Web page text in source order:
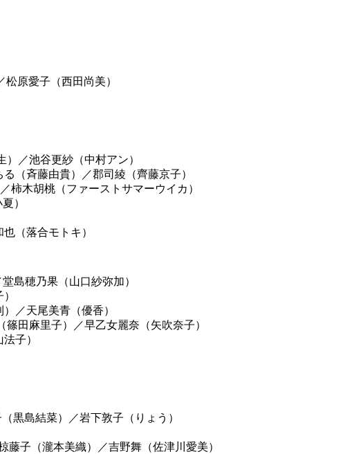
松原愛子（西田尚美）
／池谷更紗（中村アン）
（斉藤由貴） ／郡司綾（齊藤京子）
／柿木胡桃（ファーストサマーウイカ）
）
（落合モトキ）
堂島穂乃果（山口紗弥加）
／天尾美青（優香）
篠田麻里子） ／早乙女麗奈（矢吹奈子）
子）
黒島結菜） ／岩下敦子（りょう）
藤子（瀧本美織） ／吉野舞（佐津川愛美）